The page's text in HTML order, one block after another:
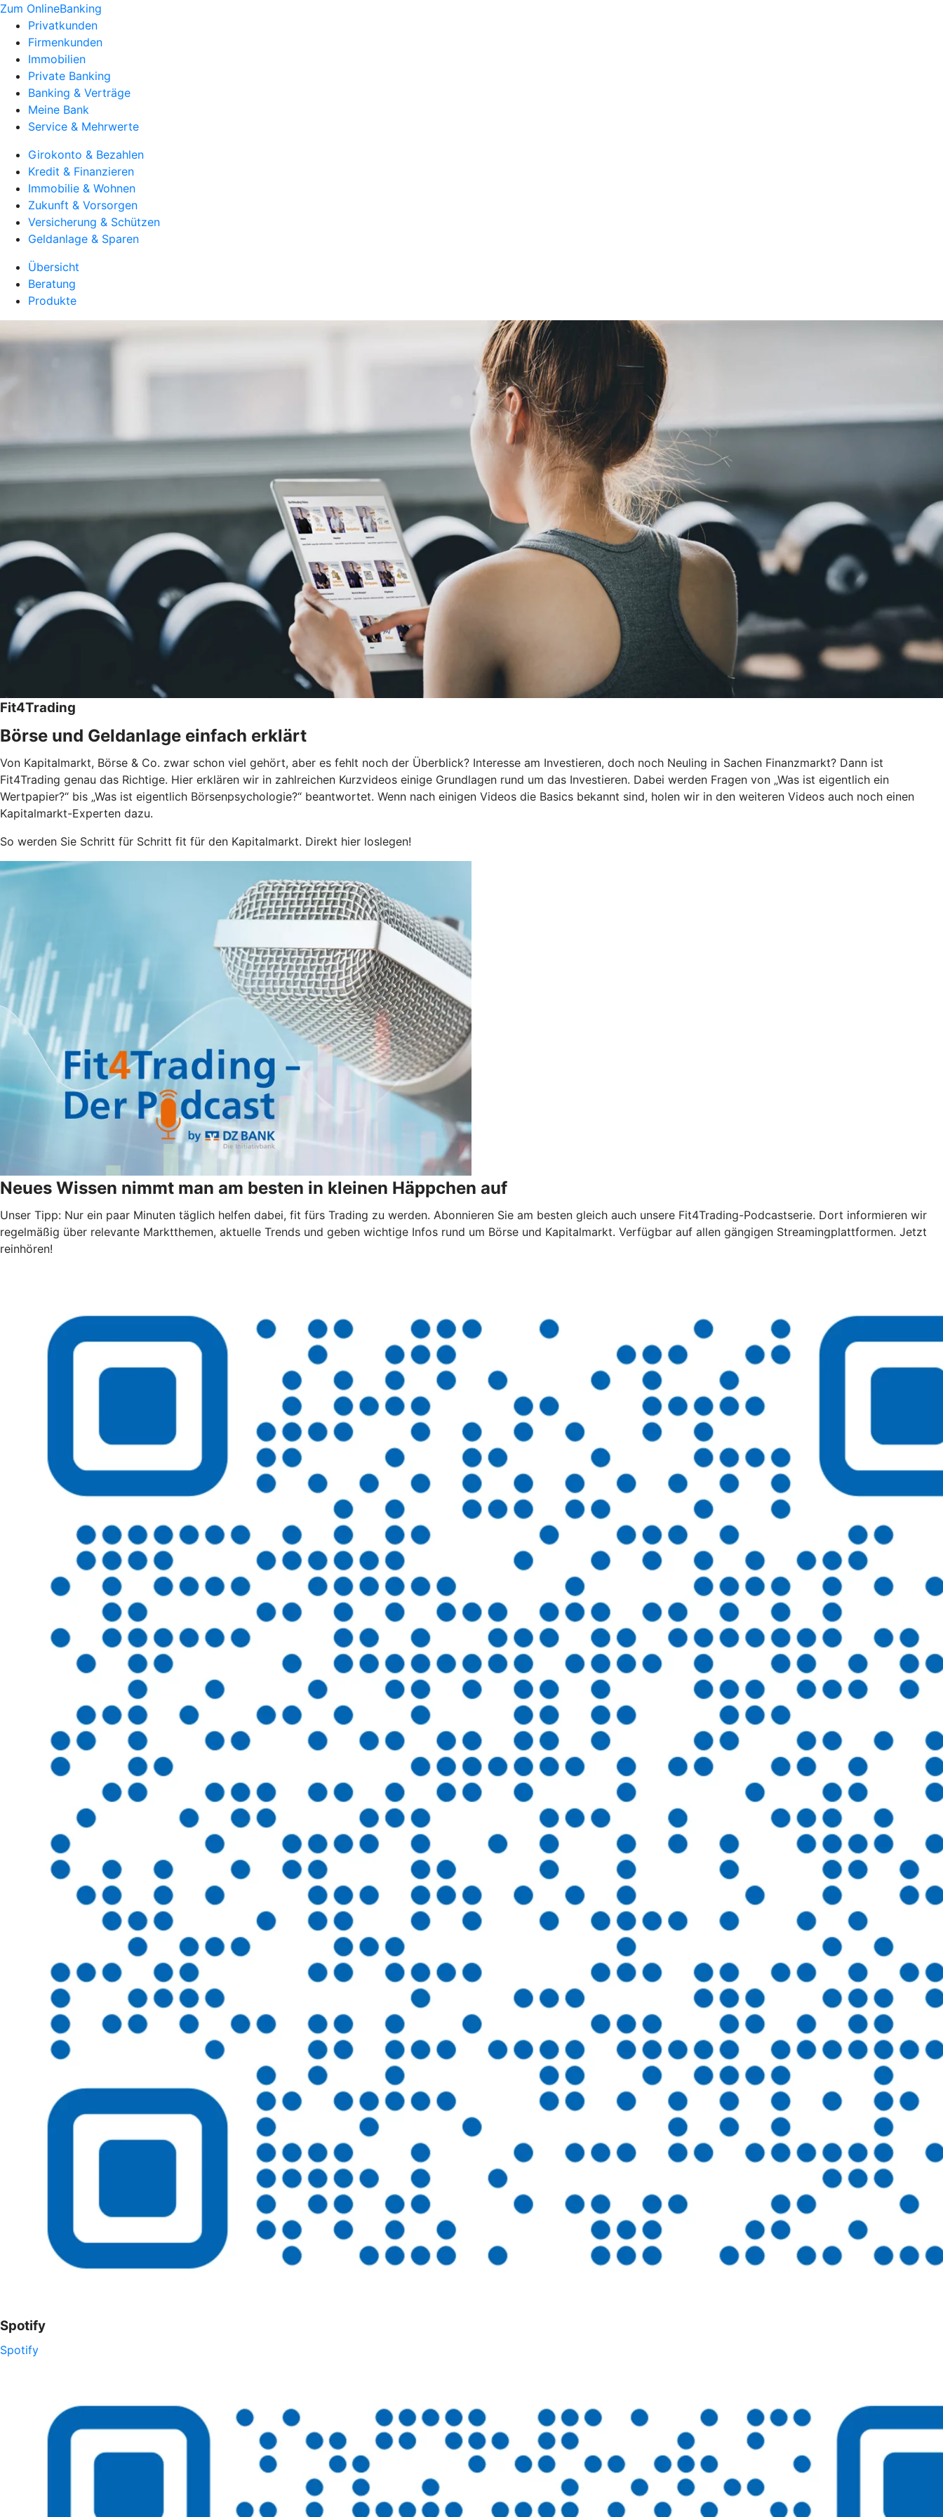
Zum OnlineBanking
Privatkunden
Firmenkunden
Immobilien
Private Banking
Banking & Verträge
Meine Bank
Service & Mehrwerte
Girokonto & Bezahlen
Kredit & Finanzieren
Immobilie & Wohnen
Zukunft & Vorsorgen
Versicherung & Schützen
Geldanlage & Sparen
Übersicht
Beratung
Produkte
Fit4Trading
Börse und Geldanlage einfach erklärt
Von Kapitalmarkt, Börse & Co. zwar schon viel gehört, aber es fehlt noch der Überblick? Interesse am Investieren, doch noch Neuling in Sachen Finanzmarkt? Dann ist
Fit4Trading genau das Richtige. Hier erklären wir in zahlreichen Kurzvideos einige Grundlagen rund um das Investieren. Dabei werden Fragen von „Was ist eigentlich ein
Wertpapier?“ bis „Was ist eigentlich Börsenpsychologie?“ beantwortet. Wenn nach einigen Videos die Basics bekannt sind, holen wir in den weiteren Videos auch noch einen
Kapitalmarkt-Experten dazu.
So werden Sie Schritt für Schritt fit für den Kapitalmarkt. Direkt hier loslegen!
Neues Wissen nimmt man am besten in kleinen Häppchen auf
Unser Tipp: Nur ein paar Minuten täglich helfen dabei, fit fürs Trading zu werden. Abonnieren Sie am besten gleich auch unsere Fit4Trading-Podcastserie. Dort informieren wir
regelmäßig über relevante Marktthemen, aktuelle Trends und geben wichtige Infos rund um Börse und Kapitalmarkt. Verfügbar auf allen gängigen Streamingplattformen. Jetzt
reinhören!
Spotify
Spotify